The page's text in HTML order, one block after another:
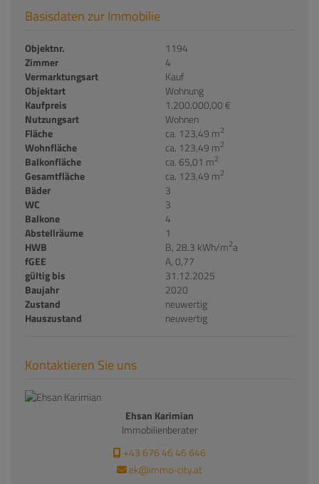
Basisdaten zur Immobilie
Objektnr.
1194
Zimmer
4
Vermarktungsart
Kauf
Objektart
Wohnung
Kaufpreis
1.200.000,00 €
Nutzungsart
Wohnen
Fläche
ca. 123,49 m2
Wohnfläche ca. 123,49 m2
Balkonfläche ca. 65,01 m2
Gesamtfläche ca. 123,49 m2
Bäder
3
WC
3
Balkone
4
Abstellräume
1
HWB
B, 28.3 kWh/m2a
fGEE
A, 0,77
gültig bis
31.12.2025
Baujahr
2020
Zustand
neuwertig
Hauszustand
neuwertig
Kontaktieren Sie uns
Ehsan Karimian
Immobilienberater
+43 676 46 46 646
ek@immo-city.at